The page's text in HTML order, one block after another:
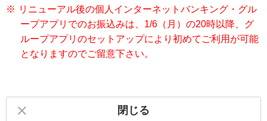
※ リニューアル後の個人インターネットバンキング・グル
ープアプリでのお振込みは、1/6（月）の20時以降、グ
ループアプリのセットアップにより初めてご利用が可能
となりますのでご留意下さい。
閉じる